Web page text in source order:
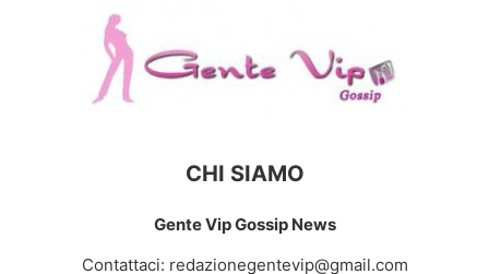
CHI SIAMO
Gente Vip Gossip News
Contattaci: redazionegentevip@gmail.com